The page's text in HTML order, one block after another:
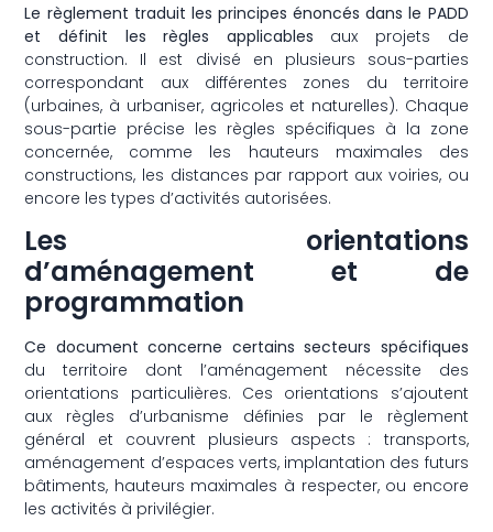
Le règlement traduit les principes énoncés dans le PADD
et définit les règles applicables aux projets de
construction. Il est divisé en plusieurs sous-parties
correspondant aux différentes zones du territoire
(urbaines, à urbaniser, agricoles et naturelles). Chaque
sous-partie précise les règles spécifiques à la zone
concernée, comme les hauteurs maximales des
constructions, les distances par rapport aux voiries, ou
encore les types d’activités autorisées.
Les orientations
d’aménagement et de
programmation
Ce document concerne certains secteurs spécifiques
du territoire dont l’aménagement nécessite des
orientations particulières. Ces orientations s’ajoutent
aux règles d’urbanisme définies par le règlement
général et couvrent plusieurs aspects : transports,
aménagement d’espaces verts, implantation des futurs
bâtiments, hauteurs maximales à respecter, ou encore
les activités à privilégier.